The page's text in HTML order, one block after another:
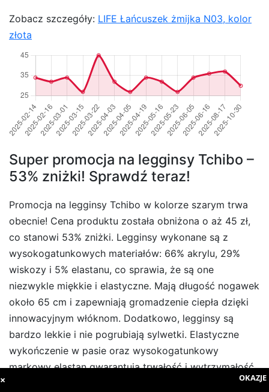
Zobacz szczegóły: LIFE Łańcuszek żmijka N03, kolor
złota
Super promocja na legginsy Tchibo –
53% zniżki! Sprawdź teraz!
Promocja na legginsy Tchibo w kolorze szarym trwa
obecnie! Cena produktu została obniżona o aż 45 zł,
co stanowi 53% zniżki. Legginsy wykonane są z
wysokogatunkowych materiałów: 66% akrylu, 29%
wiskozy i 5% elastanu, co sprawia, że są one
niezwykle miękkie i elastyczne. Mają długość nogawek
około 65 cm i zapewniają gromadzenie ciepła dzięki
innowacyjnym włóknom. Dodatkowo, legginsy są
bardzo lekkie i nie pogrubiają sylwetki. Elastyczne
wykończenie w pasie oraz wysokogatunkowy
markowy elastan gwarantują trwałość i wytrzymałość
podczas prania. Produkt dostępny jest w rozmiarach
× OKAZJE